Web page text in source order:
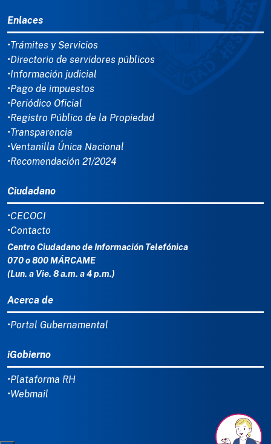
Enlaces
•Trámites y Servicios
•Directorio de servidores públicos
•Información judicial
•Pago de impuestos
•Periódico Oficial
•Registro Público de la Propiedad
•Transparencia
•Ventanilla Única Nacional
•Recomendación 21/2024
Ciudadano
•CECOCI
•Contacto
Centro Ciudadano de Información Telefónica
070 o 800 MÁRCAME
(Lun. a Vie. 8 a.m. a 4 p.m.)
Acerca de
•Portal Gubernamental
iGobierno
•Plataforma RH
•Webmail